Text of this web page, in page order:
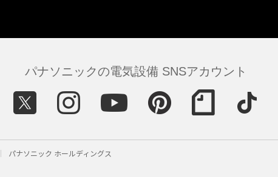
パナソニックの電気設備 SNSアカウント
パナソニック ホールディングス